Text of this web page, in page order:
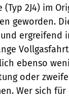
(Typ 2J4) im
geworden.
ergreifend
ebenso
oder
Wer sich für